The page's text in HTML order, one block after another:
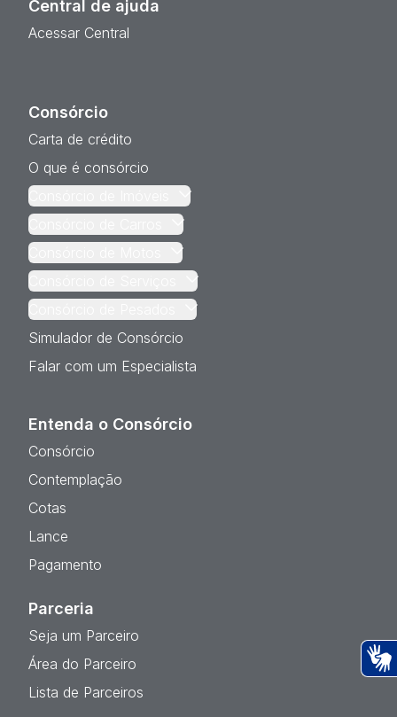
Central de ajuda
Acessar Central
Consórcio
Carta de crédito
O que é consórcio
Consórcio de Imóveis
Consórcio de Carros
Consórcio de Motos
Consórcio de Serviços
Consórcio de Pesados
Simulador de Consórcio
Falar com um Especialista
Entenda o Consórcio
Consórcio
Contemplação
Cotas
Lance
Pagamento
Parceria
Seja um Parceiro
Área do Parceiro
Lista de Parceiros